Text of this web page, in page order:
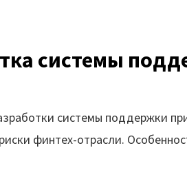
Loginom
системы
системы поддержки
финтех-отрасли.